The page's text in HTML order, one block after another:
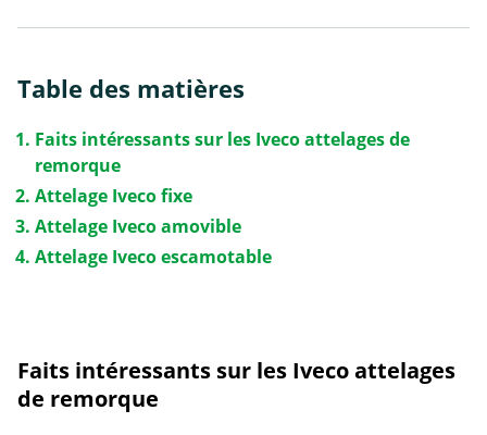
Table des matières
Faits intéressants sur les Iveco attelages de
remorque
Attelage Iveco fixe
Attelage Iveco amovible
Attelage Iveco escamotable
Faits intéressants sur les Iveco attelages
de remorque